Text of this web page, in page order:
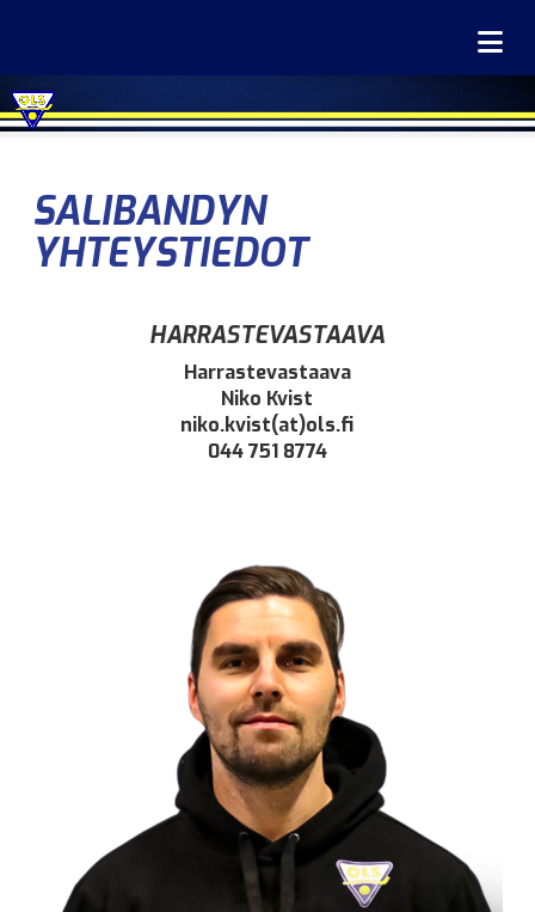
SALIBANDYN
YHTEYSTIEDOT
HARRASTEVASTAAVA
Harrastevastaava
Niko Kvist
niko.kvist(at)ols.fi
044 751 8774